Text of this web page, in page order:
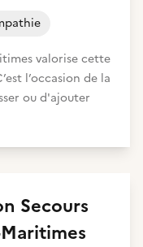
valorise cette
l’occasion de la
ou d'ajouter
Secours